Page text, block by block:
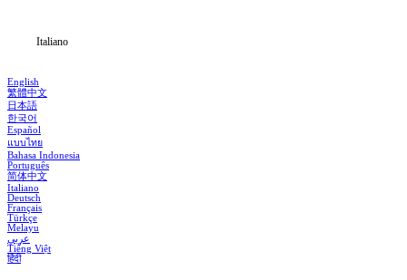
Italiano
English
繁體中文
日本語
한국어
Español
แบบไทย
Bahasa Indonesia
Português
简体中文
Italiano
Deutsch
Français
Türkçe
Melayu
عربي
Tiếng Việt
हिंदी